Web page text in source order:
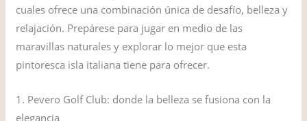
cuales ofrece una combinación única de desafío, belleza y
relajación. Prepárese para jugar en medio de las
maravillas naturales y explorar lo mejor que esta
pintoresca isla italiana tiene para ofrecer.
1. Pevero Golf Club: donde la belleza se fusiona con la
elegancia